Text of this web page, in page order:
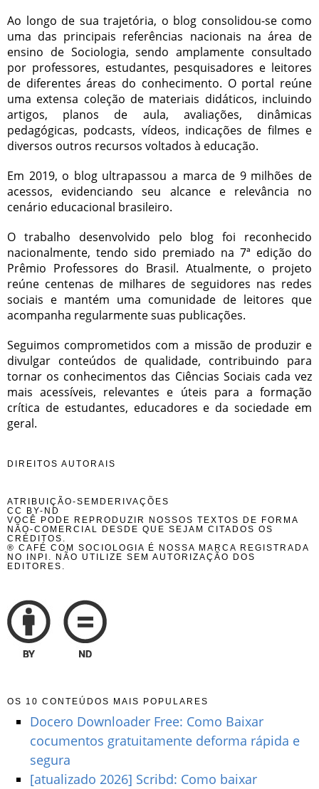
Ao longo de sua trajetória, o blog consolidou-se como
uma das principais referências nacionais na área de
ensino de Sociologia, sendo amplamente consultado
por professores, estudantes, pesquisadores e leitores
de diferentes áreas do conhecimento. O portal reúne
uma extensa coleção de materiais didáticos, incluindo
artigos, planos de aula, avaliações, dinâmicas
pedagógicas, podcasts, vídeos, indicações de filmes e
diversos outros recursos voltados à educação.
Em 2019, o blog ultrapassou a marca de 9 milhões de
acessos, evidenciando seu alcance e relevância no
cenário educacional brasileiro.
O trabalho desenvolvido pelo blog foi reconhecido
nacionalmente, tendo sido premiado na 7ª edição do
Prêmio Professores do Brasil. Atualmente, o projeto
reúne centenas de milhares de seguidores nas redes
sociais e mantém uma comunidade de leitores que
acompanha regularmente suas publicações.
Seguimos comprometidos com a missão de produzir e
divulgar conteúdos de qualidade, contribuindo para
tornar os conhecimentos das Ciências Sociais cada vez
mais acessíveis, relevantes e úteis para a formação
crítica de estudantes, educadores e da sociedade em
geral.
DIREITOS AUTORAIS
ATRIBUIÇÃO-SEMDERIVAÇÕES
CC BY-ND
VOCÊ PODE REPRODUZIR NOSSOS TEXTOS DE FORMA
NÃO-COMERCIAL DESDE QUE SEJAM CITADOS OS
CRÉDITOS.
® CAFÉ COM SOCIOLOGIA É NOSSA MARCA REGISTRADA
NO INPI. NÃO UTILIZE SEM AUTORIZAÇÃO DOS
EDITORES.
OS 10 CONTEÚDOS MAIS POPULARES
Docero Downloader Free: Como Baixar
cocumentos gratuitamente deforma rápida e
segura
[atualizado 2026] Scribd: Como baixar